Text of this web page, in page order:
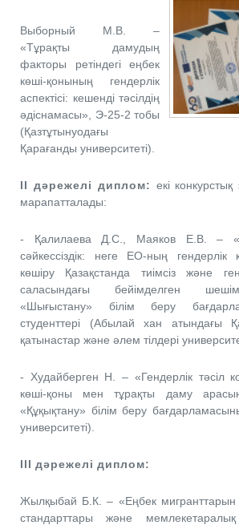
Выборный М.В. –
«Тұрақты дамудың
факторы ретіндегі еңбек
көші-қонының гендерлік
аспектісі: кешенді тәсілдің
әдіснамасы», Э-25-2 тобы
(Қазтұтынуодағы
Қарағанды университеті).
ІІ дәрежелі диплом: екі
марапатталады:
- Қалилаева Д.С., Маяков Е.В. –
сәйкессіздік: неге ЕО-ның гендерлік
көшіру Қазақстанда тиімсіз және
саласындағы бейімделген
«Шығыстану» білім беру
студенттері (Абылай хан атындағы
қатынастар және әлем тілдері
- Худайберген Н. – «Гендерлік тәсіл
көші-қоны мен тұрақты даму
«Құқықтану» білім беру
университеті).
ІІІ дәрежелі диплом:
Жылқыбай Б.К. – «Еңбек мигранттарын
стандарттары және мемлекетаралық